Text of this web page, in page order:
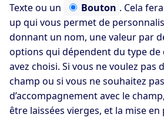
Texteou un Bouton . Cela
up qui vous permet de
donnant un nom, une valeur par
options qui dépendent du type de
avez choisi. Si vous ne voulez pas
champ ou si vous ne souhaitez
d’accompagnement avec le
être laissées vierges, et la mise